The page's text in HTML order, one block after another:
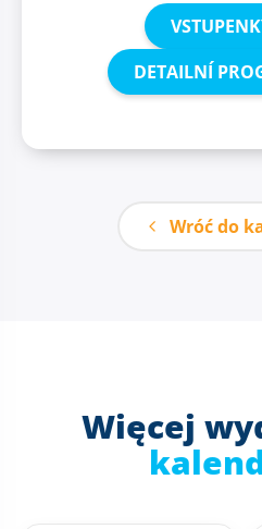
DETAILNÍ
Wróć do
Więcej